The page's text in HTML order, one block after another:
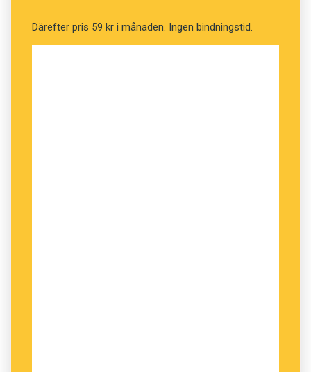
skulleavisering kunna vara ett lämpligt svenskt
uttryck. Men allra vanligast ärnotissom också
Därefter pris 59 kr i månaden. Ingen bindningstid.